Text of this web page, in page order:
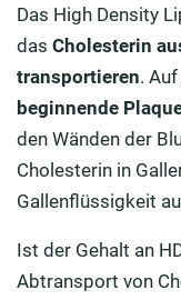
Das High Density
das Cholesterin
transportieren.
beginnende
den Wänden der
Cholesterin in
Gallenflüssigkeit
Ist der Gehalt an
Abtransport von